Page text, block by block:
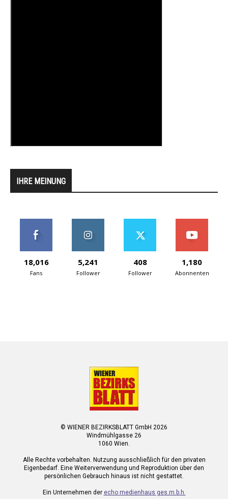
IHRE MEINUNG
18,016
Fans
5,241
Follower
408
Follower
1,180
Abonnenten
© WIENER BEZIRKSBLATT GmbH 2026
Windmühlgasse 26
1060 Wien.
Alle Rechte vorbehalten. Nutzung ausschließlich für den privaten
Eigenbedarf. Eine Weiterverwendung und Reproduktion über den
persönlichen Gebrauch hinaus ist nicht gestattet.
Ein Unternehmen der echo medienhaus ges.m.b.h.